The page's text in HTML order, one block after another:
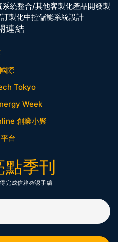
統整合/其他客製化產品開發製
製化中控儲能系統設計
連結
際
Tokyo
Week
創業小聚
台
點季刊
完成信箱確認手續